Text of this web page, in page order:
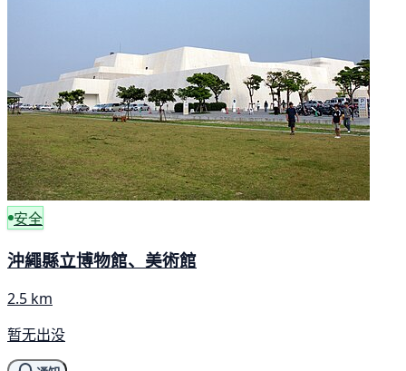
安全
沖繩縣立博物館、美術館
2.5 km
暂无出没